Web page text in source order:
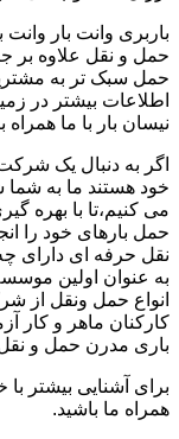
باربری وانت بار
حمل و نقل علاوه بر
حمل سبک تر به
اطلاعات بیشتر در
نیسان بار با ما همراه
اگر به دنبال یک
خود هستند ما به شما
می کنیم،تا با بهره
حمل بارهای خود را
نقل حرفه ای دارای
به عنوان اولین
انواع حمل ونقل از
کارکنان ماهر و کار
باری مدرن حمل و
برای آشنایی بیشتر
همراه ما باشید.